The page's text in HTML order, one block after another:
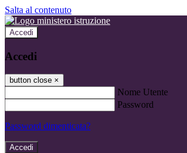
Salta al contenuto
Accedi
Accedi
button close ×
Nome Utente
Password
Password dimenticata?